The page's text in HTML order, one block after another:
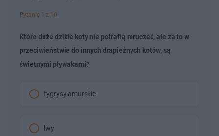
Pytanie 1 z 10
Które duże dzikie koty nie potrafią mruczeć, ale za to w
przeciwieństwie do innych drapieżnych kotów, są
świetnymi pływakami?
tygrysy amurskie
lwy